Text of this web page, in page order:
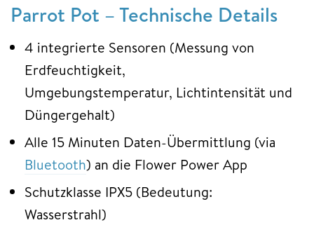
Parrot Pot – Technische Details
4 integrierte Sensoren (Messung von
Erdfeuchtigkeit,
Umgebungstemperatur, Lichtintensität und
Düngergehalt)
Alle 15 Minuten Daten-Übermittlung (via
Bluetooth) an die Flower Power App
Schutzklasse IPX5 (Bedeutung:
Wasserstrahl)